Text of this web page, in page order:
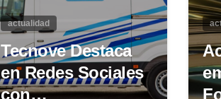
actualidad
Tecnove Destaca
en Redes Sociales
con…